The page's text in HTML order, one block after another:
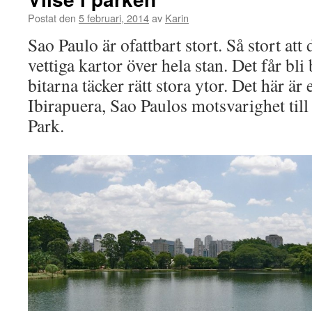
Postat den 5 februari, 2014av Karin
Sao Paulo är ofattbart stort. Så stort att
vettiga kartor över hela stan. Det får
bitarna täcker rätt stora ytor. Det här är
Ibirapuera, Sao Paulos motsvarighet
Park.